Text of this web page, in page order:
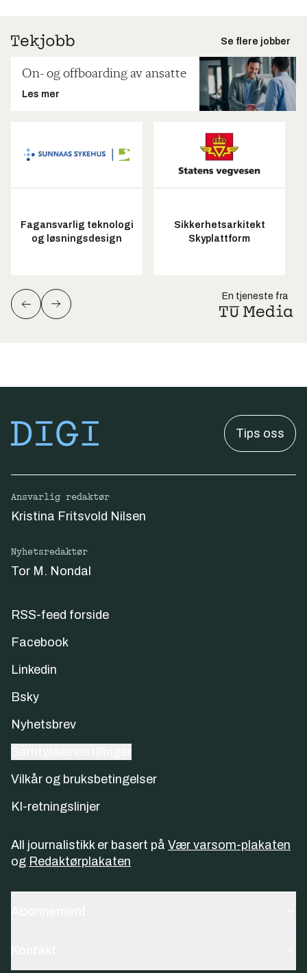
Se flere jobber
On- og offboarding av ansatte
Les mer
Fagansvarlig teknologi
og løsningsdesign
Sikkerhetsarkitekt
Skyplattform
En tjeneste fra
Tips oss
Ansvarlig redaktør
Kristina Fritsvold Nilsen
Nyhetsredaktør
Tor M. Nondal
RSS-feed forside
Facebook
Linkedin
Bsky
Nyhetsbrev
Vilkår og bruksbetingelser
KI-retningslinjer
All journalistikk er basert på Vær varsom-plakaten
og Redaktørplakaten